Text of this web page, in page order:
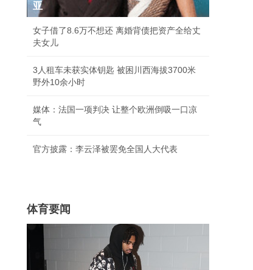
亚
女子借了8.6万不想还 离婚背债把资产全给丈
夫女儿
3人租车未获实体钥匙 被困川西海拔3700米
野外10余小时
媒体：法国一项判决 让整个欧洲倒吸一口凉
气
官方披露：李云泽被罢免全国人大代表
体育要闻